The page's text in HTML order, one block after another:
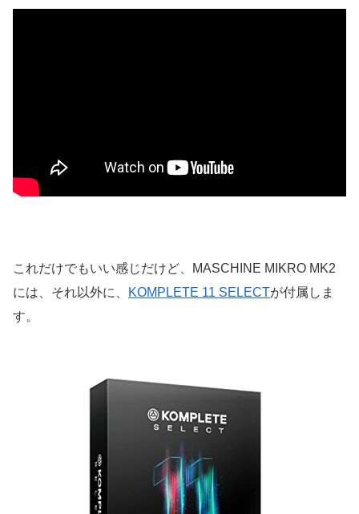
これだけでもいい感じだけど、MASCHINE MIKRO MK2
には、それ以外に、
KOMPLETE 11 SELECTが付属しま
す。